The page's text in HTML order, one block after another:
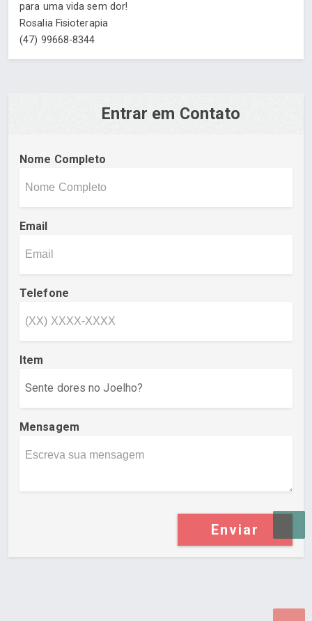
para uma vida sem dor!
Rosalia Fisioterapia
(47) 99668-8344
Entrar em Contato
Nome Completo
Email
Telefone
Item
Mensagem
Enviar